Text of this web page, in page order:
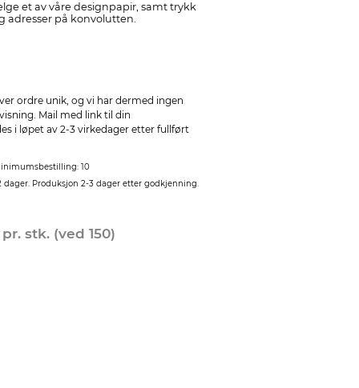
et av våre designpapir, samt trykk
adresser på konvolutten.
ordre unik, og vi har dermed ingen
Mail med link til din
i løpet av 2-3 virkedager etter fullført
10
dager. Produksjon 2-3 dager etter godkjenning.
pr. stk. (ved 150)